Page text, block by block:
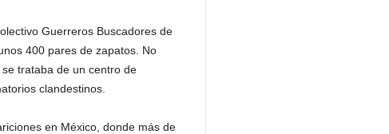
Guerreros Buscadores de
400 pares de zapatos. No
trataba de un centro de
clandestinos.
en México, donde más de